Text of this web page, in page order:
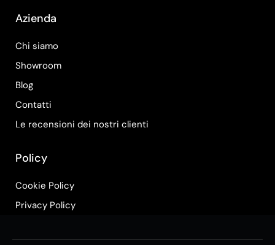
Azienda
Chi siamo
Showroom
Blog
Contatti
Le recensioni dei nostri clienti
Policy
Cookie Policy
Privacy Policy